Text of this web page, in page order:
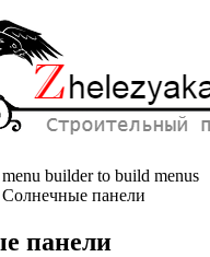
builder to build menus
Солнечные панели
панели